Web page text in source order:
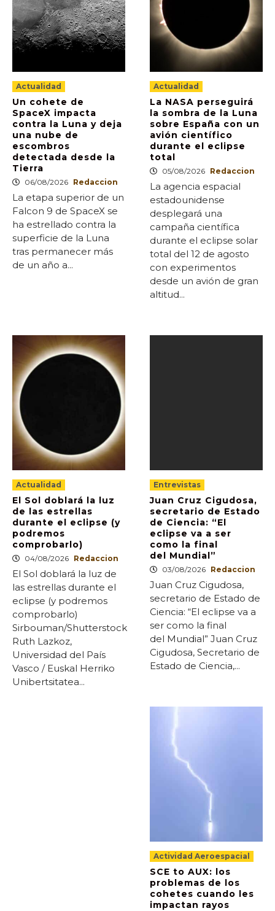
Actualidad
Un cohete de
SpaceX impacta
contra la Luna y deja
una nube de
escombros
detectada desde la
Tierra
06/08/2026 Redaccion
La etapa superior de un
Falcon 9 de SpaceX se
ha estrellado contra la
superficie de la Luna
tras permanecer más
de un año a...
Actualidad
La NASA perseguirá
la sombra de la Luna
sobre España con un
avión científico
durante el eclipse
total
05/08/2026 Redaccion
La agencia espacial
estadounidense
desplegará una
campaña científica
durante el eclipse solar
total del 12 de agosto
con experimentos
desde un avión de gran
altitud...
Actualidad
El Sol doblará la luz
de las estrellas
durante el eclipse (y
podremos
comprobarlo)
04/08/2026 Redaccion
El Sol doblará la luz de
las estrellas durante el
eclipse (y podremos
comprobarlo)
Sirbouman/Shutterstock
Ruth Lazkoz,
Universidad del País
Vasco / Euskal Herriko
Unibertsitatea...
Entrevistas
Juan Cruz Cigudosa,
secretario de Estado
de Ciencia: “El
eclipse va a ser
como la final
del Mundial”
03/08/2026 Redaccion
Juan Cruz Cigudosa,
secretario de Estado de
Ciencia: “El eclipse va a
ser como la final
del Mundial” Juan Cruz
Cigudosa, Secretario de
Estado de Ciencia,...
Actividad Aeroespacial
SCE to AUX: los
problemas de los
cohetes cuando les
impactan rayos